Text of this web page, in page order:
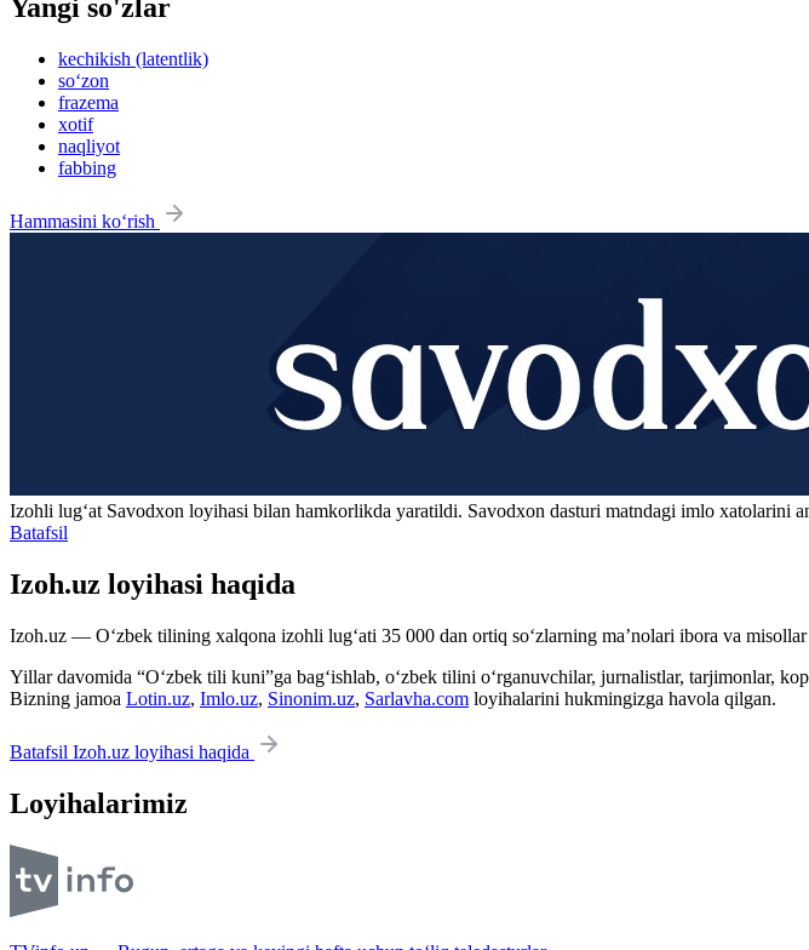
Yangi so'zlar
kechikish (latentlik)
so‘zon
frazema
xotif
naqliyot
fabbing
Hammasini ko‘rish
Izohli lugʻat Savodxon loyihasi bilan hamkorlikda yaratildi. Savodxon dasturi matndagi imlo xatolarini
Batafsil
Izoh.uz loyihasi haqida
Izoh.uz — O‘zbek tilining xalqona izohli lug‘ati 35 000 dan ortiq so‘zlarning ma’nolari ibora va
Yillar davomida “O‘zbek tili kuni”ga bag‘ishlab, o‘zbek tilini o‘rganuvchilar, jurnalistlar, tarjimonlar,
Bizning jamoa Lotin.uz, Imlo.uz, Sinonim.uz, Sarlavha.com loyihalarini hukmingizga havola qilgan.
Batafsil Izoh.uz loyihasi haqida
Loyihalarimiz